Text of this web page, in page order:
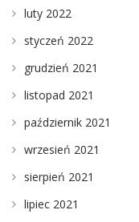
luty 2022
styczeń 2022
grudzień 2021
listopad 2021
październik 2021
wrzesień 2021
sierpień 2021
lipiec 2021